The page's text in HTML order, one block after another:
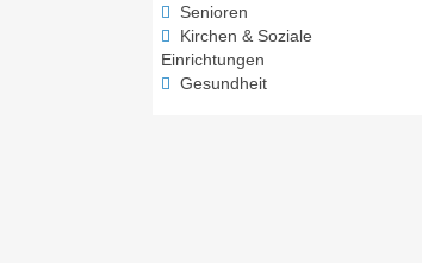
Senioren
Kirchen & Soziale
Einrichtungen
Gesundheit